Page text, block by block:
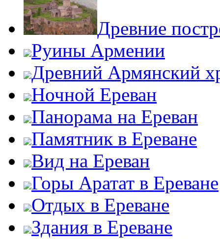
Древние
Руины Армении
Древний Армянский
Ночной Ереван
Панорама на Ереван
Памятник в Ереване
Вид на Ереван
Горы Аратат в Ереване
Отдых в Ереване
Здания в Ереване